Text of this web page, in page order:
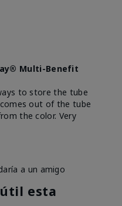
Multi-Benefit
to store the tube
out of the tube
the color. Very
a un amigo
esta